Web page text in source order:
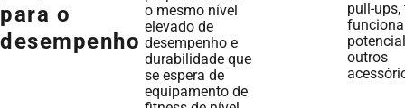
para o
desempenho
o mesmo nível
elevado de
desempenho e
durabilidade que
se espera de
equipamento de
pull-ups,
outros